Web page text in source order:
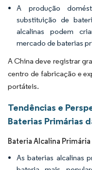
A produção
substituição de
alcalinas podem
mercado de baterias
A China deve registrar
centro de fabricação e
portáteis.
Tendências e
Baterias Primárias
Bateria Alcalina
As baterias alcalinas